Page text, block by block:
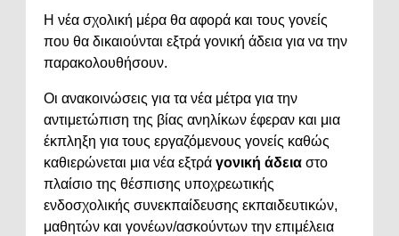
Η νέα σχολική μέρα θα αφορά και τους γονείς
που θα δικαιούνται εξτρά γονική άδεια για να την
παρακολουθήσουν.
Οι ανακοινώσεις για τα νέα μέτρα για την
αντιμετώπιση της βίας ανηλίκων έφεραν και μια
έκπληξη για τους εργαζόμενους γονείς καθώς
καθιερώνεται μια νέα εξτρά γονική άδεια στο
πλαίσιο της θέσπισης υποχρεωτικής
ενδοσχολικής συνεκπαίδευσης εκπαιδευτικών,
μαθητών και γονέων/ασκούντων την επιμέλεια